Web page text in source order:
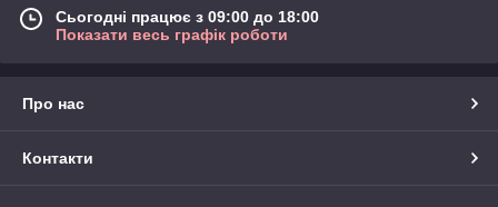
Сьогодні працює з 09:00 до 18:00
Показати весь графік роботи
Про нас
Контакти